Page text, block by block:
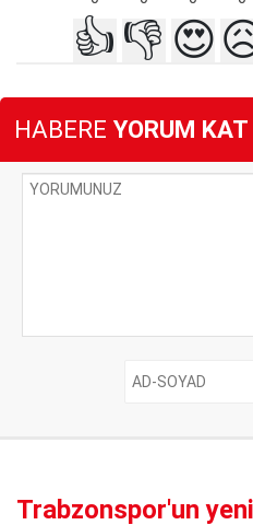
👍 👎 😍
HABERE YORUM KAT
Trabzonspor'un yeni